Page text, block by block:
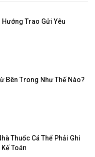
Hướng Trao Gửi Yêu
Bên Trong Như Thế Nào?
Thuốc Cá Thể Phải Ghi
Toán